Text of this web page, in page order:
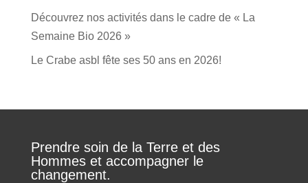
Découvrez nos activités dans le cadre de « La
Semaine Bio 2026 »
Le Crabe asbl fête ses 50 ans en 2026!
Prendre soin de la Terre et des
Hommes et accompagner le
changement.